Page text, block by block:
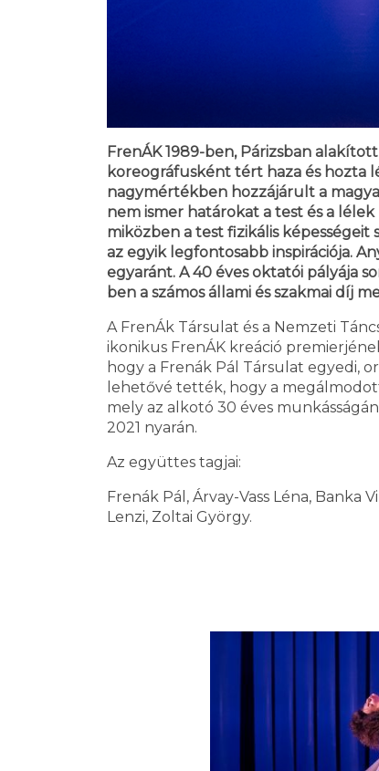
FrenÁK 1989-ben, Párizsban
koreográfusként tért haza és hozta
nagymértékben hozzájárult a
nem ismer határokat a test és a
miközben a test fizikális képességeit
az egyik legfontosabb inspirációja.
egyaránt. A 40 éves oktatói pályája
ben a számos állami és szakmai díj
A FrenÁk Társulat és a Nemzeti
ikonikus FrenÁK kreáció
hogy a Frenák Pál Társulat egyedi,
lehetővé tették, hogy a
mely az alkotó 30 éves
2021 nyarán.
Az együttes tagjai:
Frenák Pál, Árvay-Vass Léna, Banka
Lenzi, Zoltai György.